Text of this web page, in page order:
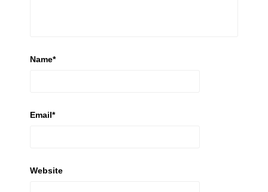
Name*
Email*
Website